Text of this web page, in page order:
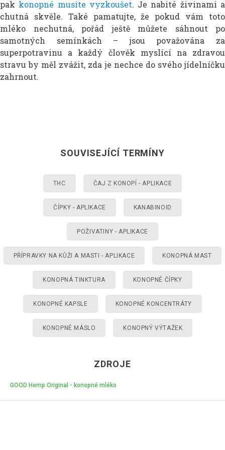
pak konopné musíte vyzkoušet. Je nabité živinami a
chutná skvěle. Také pamatujte, že pokud vám toto
mléko nechutná, pořád ještě můžete sáhnout po
samotných semínkách – jsou považována za
superpotravinu a každý člověk myslící na zdravou
stravu by měl zvážit, zda je nechce do svého jídelníčku
zahrnout.
SOUVISEJÍCÍ TERMÍNY
THC ČAJ Z KONOPÍ - APLIKACE
ČÍPKY - APLIKACE KANABINOID
POŽIVATINY - APLIKACE
PŘÍPRAVKY NA KŮŽI A MASTI - APLIKACE KONOPNÁ MAST
KONOPNÁ TINKTURA KONOPNÉ ČÍPKY
KONOPNÉ KAPSLE KONOPNÉ KONCENTRÁTY
KONOPNÉ MÁSLO KONOPNÝ VÝTAŽEK
ZDROJE
GOOD Hemp Original - konopné mléko